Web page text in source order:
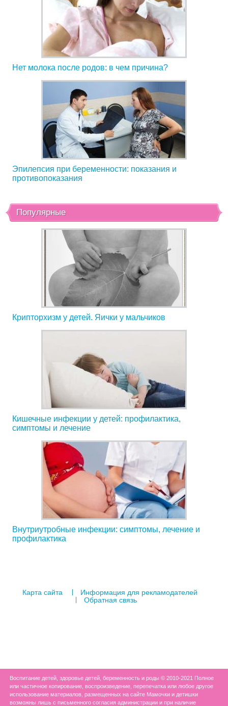
Нет молока после родов: в чем причина?
Эпилепсия при беременности: показания и
противопоказания
Популярные
Крипторхизм у детей. Яички у мальчиков
Кишечные инфекции у детей: профилактика,
симптомы и лечение
Внутриутробные инфекции: симптомы, лечение и
профилактика
Карта сайта
Информация для рекламодателей
Обратная связь
Воспитание детей, здоровье детей, беременность и роды © 2010-2021 Полное
или частичное копирование, воспроизведение, перепечатка или любое другое
использование материалов, размещенных на сайте Мамочки и детишки
возможны лишь с письменного согласия администрации и при наличие